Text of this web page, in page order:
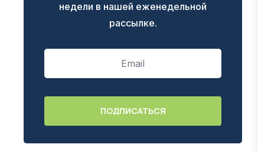
недели в нашей еженедельной
рассылке.